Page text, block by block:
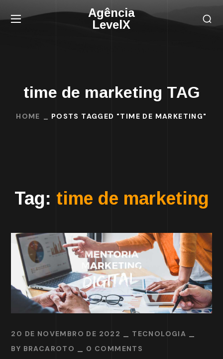
Agência
LevelX
time de marketing TAG
HOME POSTS TAGGED "TIME DE MARKETING"
Tag: time de marketing
20 DE NOVEMBRO DE 2022
TECNOLOGIA
BY BRACAROTO 0 COMMENTS